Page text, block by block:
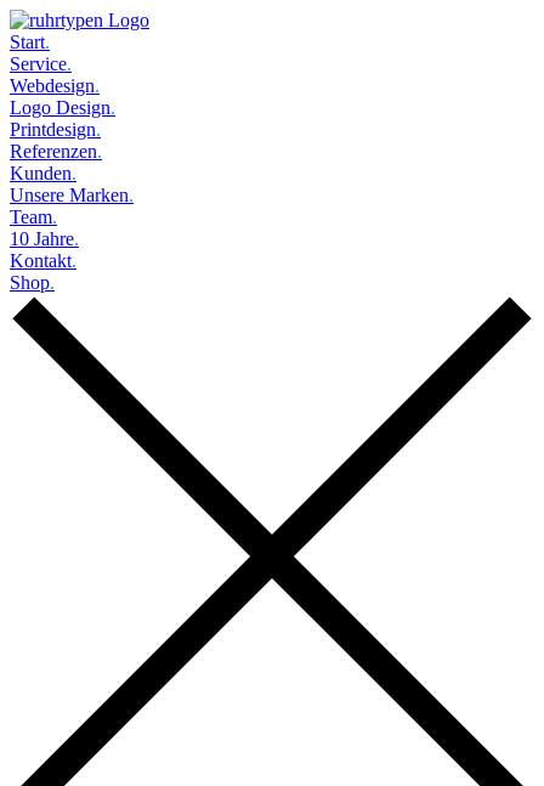
Start.
Service.
Webdesign.
Logo Design.
Printdesign.
Referenzen.
Kunden.
Unsere Marken.
Team.
10 Jahre.
Kontakt.
Shop.